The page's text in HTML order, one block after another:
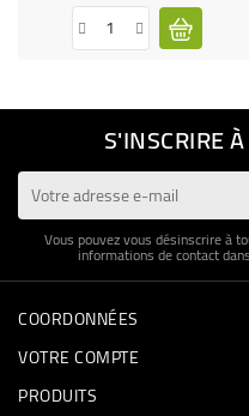
S'INSCRIRE
Vous pouvez vous désinscrire à
informations de contact
COORDONNÉES
VOTRE COMPTE
PRODUITS